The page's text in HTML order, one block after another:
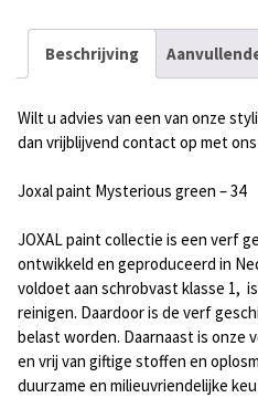
aantal
Beschrijving
Wilt u advies van een van onze
dan vrijblijvend contact op met ons
Joxal paint Mysterious green – 34
JOXAL paint collectie is een verf
ontwikkeld en geproduceerd in
voldoet aan schrobvast klasse 1,
reinigen. Daardoor is de verf
belast worden. Daarnaast is onze
en vrij van giftige stoffen en
duurzame en milieuvriendelijke